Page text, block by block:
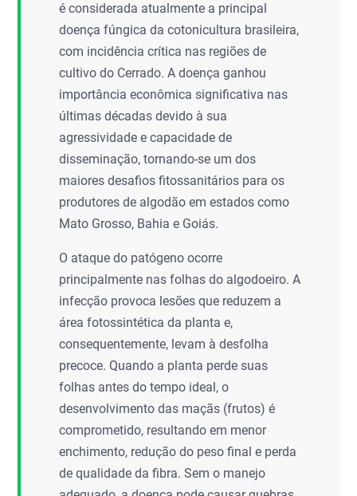
é considerada atualmente a principal
doença fúngica da cotonicultura brasileira,
com incidência crítica nas regiões de
cultivo do Cerrado. A doença ganhou
importância econômica significativa nas
últimas décadas devido à sua
agressividade e capacidade de
disseminação, tornando-se um dos
maiores desafios fitossanitários para os
produtores de algodão em estados como
Mato Grosso, Bahia e Goiás.
O ataque do patógeno ocorre
principalmente nas folhas do algodoeiro. A
infecção provoca lesões que reduzem a
área fotossintética da planta e,
consequentemente, levam à desfolha
precoce. Quando a planta perde suas
folhas antes do tempo ideal, o
desenvolvimento das maçãs (frutos) é
comprometido, resultando em menor
enchimento, redução do peso final e perda
de qualidade da fibra. Sem o manejo